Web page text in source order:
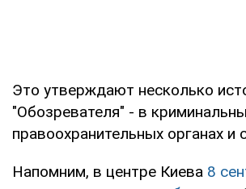
Это утверждают несколько
"Обозревателя" - в
правоохранительных органах и
Напомним, в центре Киева 8